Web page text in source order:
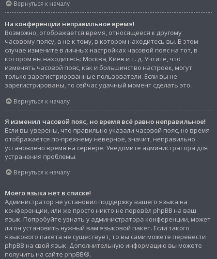
Вернуться к началу
На конференции неправильное время!
Возможно, отображается время, относящееся к другому
часовому поясу, а не к тому, в котором находитесь вы. В этом
случае измените в личных настройках часовой пояс на тот, в
котором вы находитесь: Москва, Киев и т. д. Учтите, что
изменять часовой пояс, как и большинство настроек, могут
только зарегистрированные пользователи. Если вы не
зарегистрированы, то сейчас удачный момент сделать это.
Вернуться к началу
Я изменил часовой пояс, но время всё равно неправильное!
Если вы уверены, что правильно указали часовой пояс, но время
отображается по-прежнему неверное, значит, неправильно
установлено время на сервере. Уведомите администратора для
устранения проблемы.
Вернуться к началу
Моего языка нет в списке!
Администратор не установил поддержку вашего языка на
конференции, или же просто никто не перевёл phpBB на ваш
язык. Попробуйте узнать у администратора конференции, может
ли он установить нужный вам языковой пакет. Если такого
языкового пакета не существует, то вы сами можете перевести
phpBB на свой язык. Дополнительную информацию вы можете
получить на сайте phpBB®.